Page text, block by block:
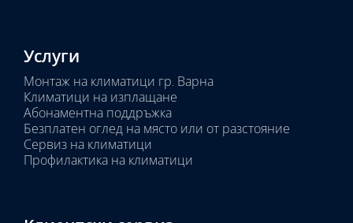
Услуги
Монтаж на климатици гр. Варна
Климатици на изплащане
Абонаментна поддръжка
Безплатен оглед на място или от разстояние
Сервиз на климатици
Профилактика на климатици